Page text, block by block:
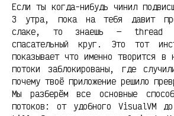
Если ты когда-нибудь чинил
3 утра, пока на тебя давит
слаке, то знаешь — thread
спасательный круг. Это тот
показывает что именно творится в
потоки заблокированы, где
почему твоё приложение решило
Мы разберём все основные
потоков: от удобного VisualVM